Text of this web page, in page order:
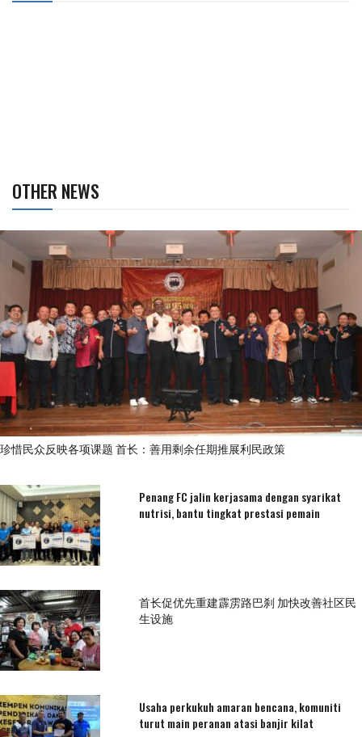
OTHER NEWS
珍惜民众反映各项课题 首长：善用剩余任期推展利民政策
Penang FC jalin kerjasama dengan syarikat
nutrisi, bantu tingkat prestasi pemain
首长促优先重建霹雳路巴刹 加快改善社区民
生设施
Usaha perkukuh amaran bencana, komuniti
turut main peranan atasi banjir kilat